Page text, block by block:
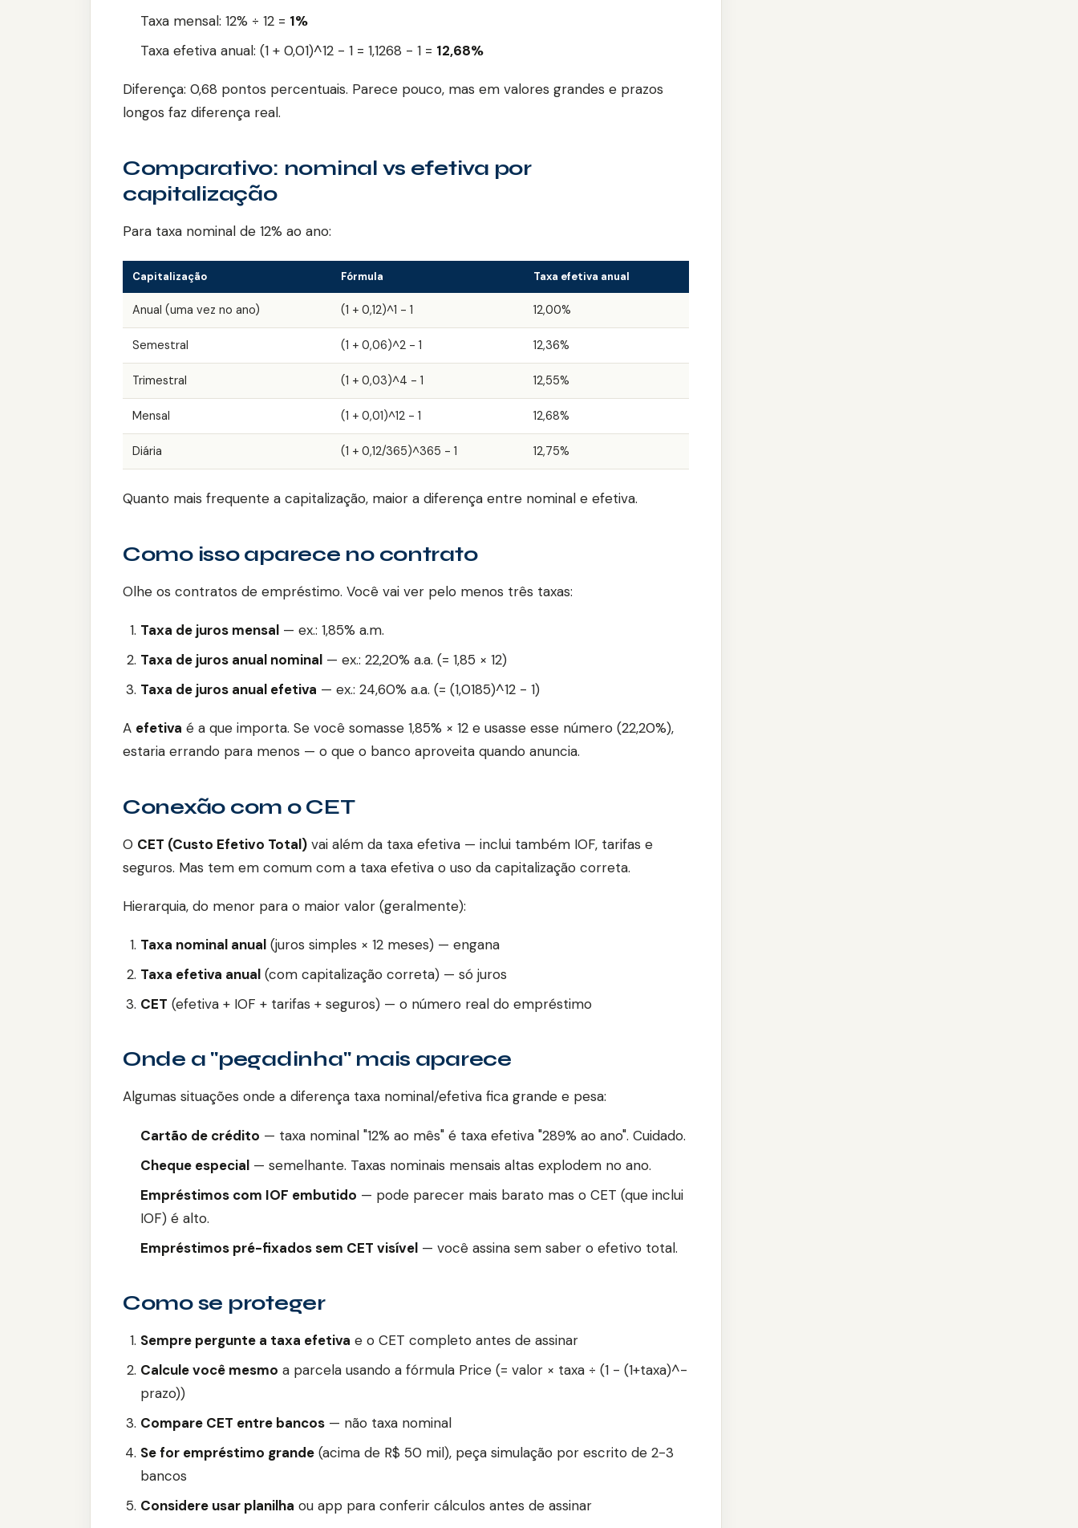
Taxa mensal: 12% ÷ 12 = 1%
Taxa efetiva anual: (1 + 0,01)^12 - 1 = 1,1268 - 1 = 12,68%
Diferença: 0,68 pontos percentuais. Parece pouco, mas em valores grandes e prazos
longos faz diferença real.
Comparativo: nominal vs efetiva por
capitalização
Para taxa nominal de 12% ao ano:
Capitalização Fórmula Taxa efetiva anual
Anual (uma vez no ano) (1 + 0,12)^1 - 1 12,00%
Semestral (1 + 0,06)^2 - 1 12,36%
Trimestral (1 + 0,03)^4 - 1 12,55%
Mensal (1 + 0,01)^12 - 1 12,68%
Diária (1 + 0,12/365)^365 - 1 12,75%
Quanto mais frequente a capitalização, maior a diferença entre nominal e efetiva.
Como isso aparece no contrato
Olhe os contratos de empréstimo. Você vai ver pelo menos três taxas:
Taxa de juros mensal — ex.: 1,85% a.m.
Taxa de juros anual nominal — ex.: 22,20% a.a. (= 1,85 × 12)
Taxa de juros anual efetiva — ex.: 24,60% a.a. (= (1,0185)^12 - 1)
A efetiva é a que importa. Se você somasse 1,85% × 12 e usasse esse número (22,20%),
estaria errando para menos — o que o banco aproveita quando anuncia.
Conexão com o CET
O CET (Custo Efetivo Total) vai além da taxa efetiva — inclui também IOF, tarifas e
seguros. Mas tem em comum com a taxa efetiva o uso da capitalização correta.
Hierarquia, do menor para o maior valor (geralmente):
Taxa nominal anual (juros simples × 12 meses) — engana
Taxa efetiva anual (com capitalização correta) — só juros
CET (efetiva + IOF + tarifas + seguros) — o número real do empréstimo
Onde a "pegadinha" mais aparece
Algumas situações onde a diferença taxa nominal/efetiva fica grande e pesa:
Cartão de crédito — taxa nominal "12% ao mês" é taxa efetiva "289% ao ano". Cuidado.
Cheque especial — semelhante. Taxas nominais mensais altas explodem no ano.
Empréstimos com IOF embutido — pode parecer mais barato mas o CET (que inclui
IOF) é alto.
Empréstimos pré-fixados sem CET visível — você assina sem saber o efetivo total.
Como se proteger
Sempre pergunte a taxa efetiva e o CET completo antes de assinar
Calcule você mesmo a parcela usando a fórmula Price (= valor × taxa ÷ (1 - (1+taxa)^-
prazo))
Compare CET entre bancos — não taxa nominal
Se for empréstimo grande (acima de R$ 50 mil), peça simulação por escrito de 2-3
bancos
Considere usar planilha ou app para conferir cálculos antes de assinar